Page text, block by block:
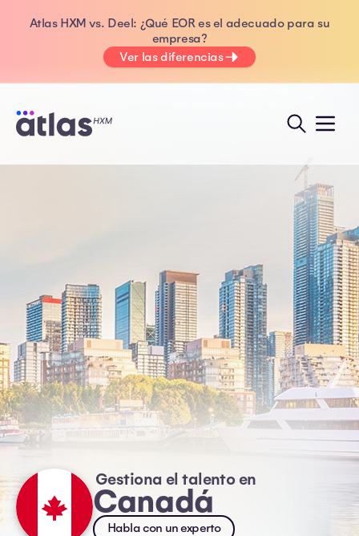
Atlas HXM vs. Deel: ¿Qué EOR es el adecuado para su
empresa?
Ver las diferencias
Gestiona el talento en
Canadá
Habla con un experto